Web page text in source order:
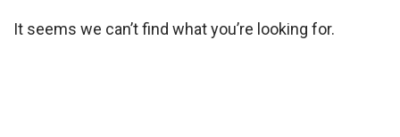
It seems we can’t find what you’re looking for.